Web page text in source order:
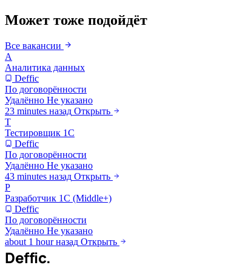
Может тоже подойдёт
Все вакансии
А
Аналитика данных
Deffic
По договорённости
Удалённо Не указано
23 minutes назад Открыть
Т
Тестировщик 1С
Deffic
По договорённости
Удалённо Не указано
43 minutes назад Открыть
Р
Разработчик 1С (Middle+)
Deffic
По договорённости
Удалённо Не указано
about 1 hour назад Открыть
Deffic.